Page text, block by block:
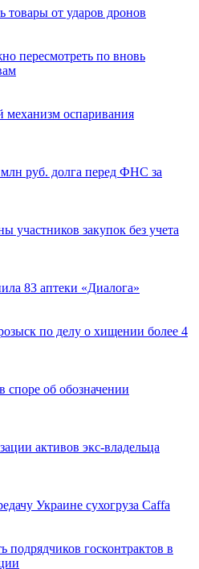
товары от ударов дронов
пересмотреть по вновь
механизм оспаривания
руб. долга перед ФНС за
участников закупок без учета
83 аптеки «Диалога»
по делу о хищении более 4
об обозначении
активов экс-владельца
Украине сухогруза Caffa
госконтрактов в